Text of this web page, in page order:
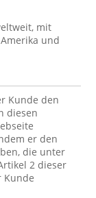
mit
und
Kunde den
diesen
er den
die unter
2 dieser
Kunde